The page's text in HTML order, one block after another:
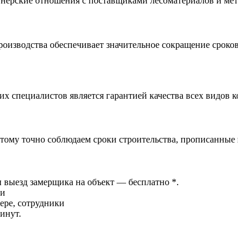
обеспечивает значительное сокращение
специалистов является гарантией качества всех
точно соблюдаем сроки строительства, прописанные
выезд замерщика на объект — бесплатно *.
сотрудники